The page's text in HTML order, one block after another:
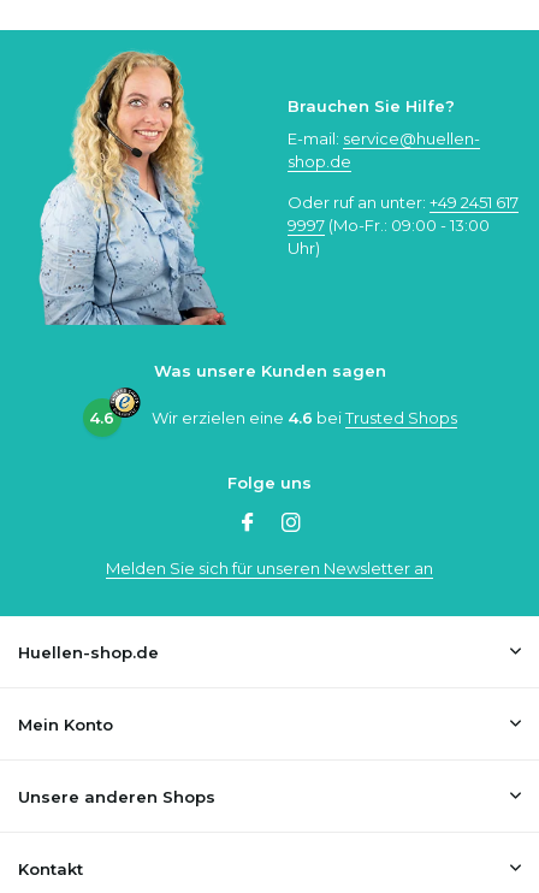
Brauchen Sie Hilfe?
E-mail: service@huellen-
shop.de
Oder ruf an unter: +49 2451 617
9997 (Mo-Fr.: 09:00 - 13:00
Uhr)
Was unsere Kunden sagen
4.6 Wir erzielen eine 4.6 beiTrusted Shops
Folge uns
Melden Sie sich für unseren Newsletter an
Huellen-shop.de
Mein Konto
Unsere anderen Shops
Kontakt